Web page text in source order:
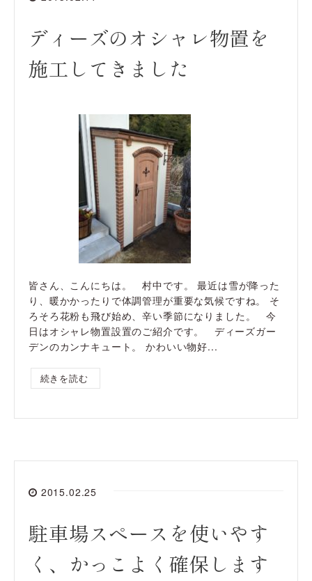
ディーズのオシャレ物置を
施工してきました
皆さん、こんにちは。 村中です。 最近は雪が降った
り、暖かかったりで体調管理が重要な気候ですね。 そ
ろそろ花粉も飛び始め、辛い季節になりました。 今
日はオシャレ物置設置のご紹介です。 ディーズガー
デンのカンナキュート。 かわいい物好...
続きを読む
2015.02.25
駐車場スペースを使いやす
く、かっこよく確保します